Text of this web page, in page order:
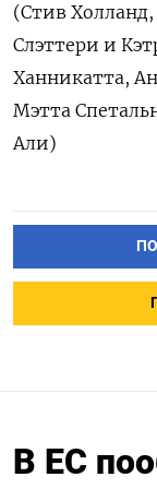
(Стив
Слэттери и
Ханникатта,
Мэтта
Али)
В ЕС